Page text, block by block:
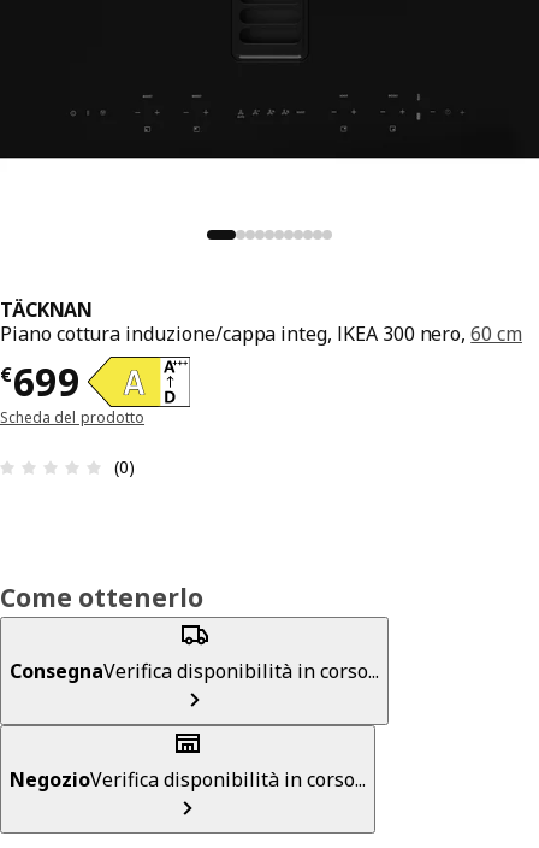
TÄCKNAN
Piano cottura induzione/cappa integ, IKEA 300 nero,60 cm
€699
Prezzo € 699
Scheda del prodotto
Recensione: 0 di 5 stelle. Recensioni totali: 0
(0)
Come ottenerlo
ConsegnaVerifica disponibilità in corso...
NegozioVerifica disponibilità in corso...